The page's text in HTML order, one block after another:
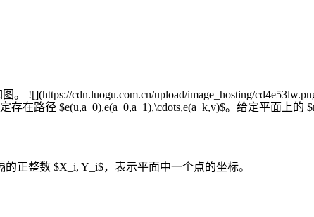
![](https://cdn.luogu.com.cn/upload/image_hosting/
在路径 $e(u,a_0),e(a_0,a_1),\cdots,e(a_k,v)$。给定平面上的
正整数 $X_i, Y_i$，表示平面中一个点的坐标。